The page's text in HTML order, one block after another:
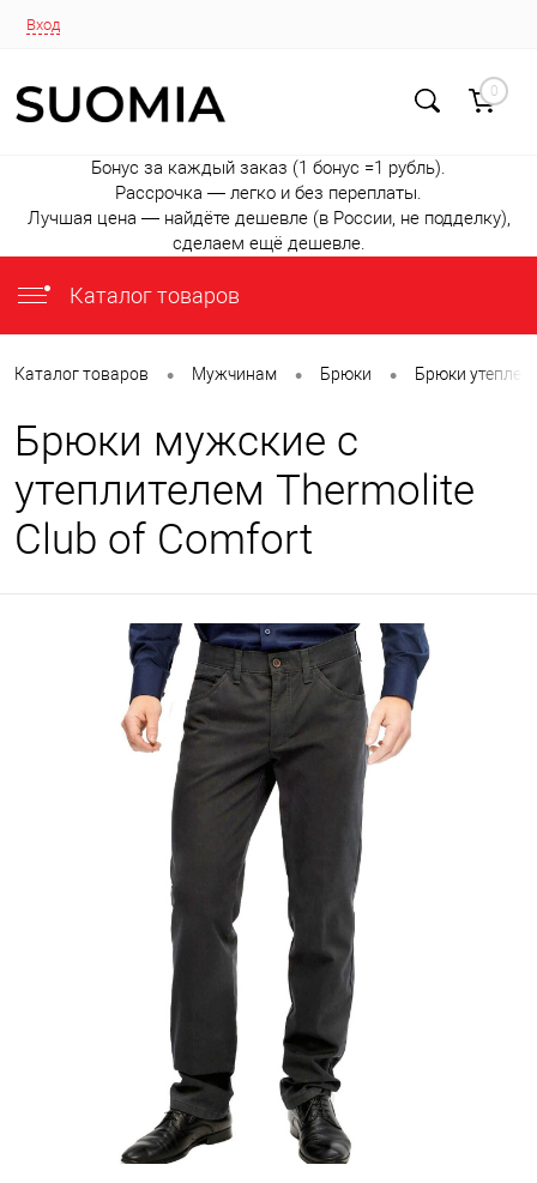
Вход
0
Бонус за каждый заказ (1 бонус =1 рубль).
Рассрочка — легко и без переплаты.
Лучшая цена — найдёте дешевле (в России, не подделку),
сделаем ещё дешевле.
Каталог товаров
Каталог товаров • Мужчинам • Брюки • Брюки
Брюки мужские с
утеплителем Thermolite
Club of Comfort